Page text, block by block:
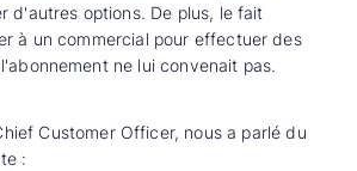
d'autres options. De plus, le fait
à un commercial pour effectuer des
ne lui convenait pas.
Customer Officer, nous a parlé du
: